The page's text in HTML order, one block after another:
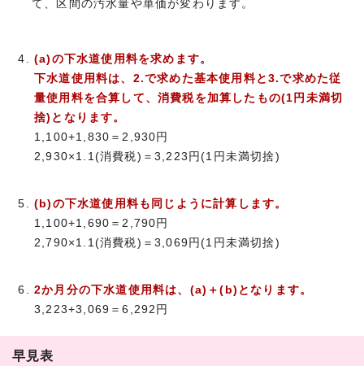
て、区間の汚水量や単価が変わります。
(a)の下水道使用料を求めます。
下水道使用料は、2.で求めた基本使用料と3.で求めた従
量使用料を合算して、消費税を加算したもの(1円未満切
捨)となります。
1,100+1,830＝2,930円
2,930×1.1(消費税)＝3,223円(1円未満切捨)
(b)の下水道使用料も同じように計算します。
1,100+1,690＝2,790円
2,790×1.1(消費税)＝3,069円(1円未満切捨)
2か月分の下水道使用料は、(a)＋(b)となります。
3,223+3,069＝6,292円
早見表